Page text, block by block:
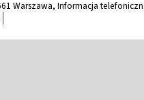
Warszawa, Informacja